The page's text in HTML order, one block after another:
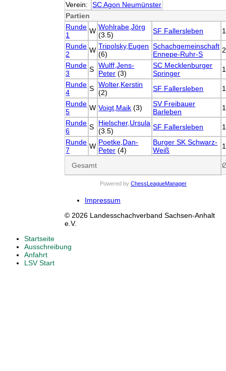
Verein:
SC Agon Neumünster
Partien
Runde
1
W Wohlrabe,Jörg
(3.5)
SF Fallersleben
Runde
2
W Tripolsky,Eugen
(6)
Schachgemeinschaft
Ennepe-Ruhr-S
Runde
3
S Wulff,Jens-
Peter (3)
SC Mecklenburger
Springer
Runde
4
S Wolter,Kerstin
(2)
SF Fallersleben
Runde
5
W Voigt,Maik (3)
SV Freibauer
Barleben
Runde
6
S
Hielscher,Ursula
(3.5)
SF Fallersleben
Runde
7
W Poetke,Dan-
Peter (4)
Burger SK Schwarz-
Weiß
Gesamt
Powered by ChessLeagueManager
Impressum
© 2026 Landesschachverband Sachsen-Anhalt
e.V.
Startseite
Ausschreibung
Anfahrt
LSV Start